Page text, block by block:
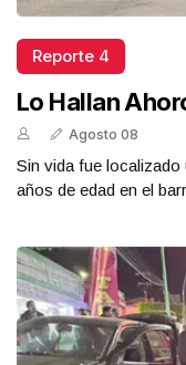
Reporte 4
Lo Hallan
Agosto 08
Sin vida fue
años de edad en el